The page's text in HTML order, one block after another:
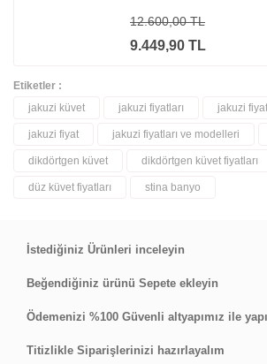
9.449,90 TL
12.600,00 TL
Etiketler :
jakuzi küvet
jakuzi fiyatları jakuzi
jakuzi fiyat jakuzi fiyatları ve modelleri
dikdörtgen küvet dikdörtgen küvet fiyatları
düz küvet fiyatları stina banyo
İstediğiniz Ürünleri inceleyin
Beğendiğiniz ürünü Sepete ekleyin
Ödemenizi %100 Güvenli altyapımız ile
Titizlikle Siparişlerinizi hazırlayalım